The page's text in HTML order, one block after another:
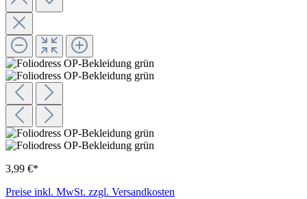
3,99 €*
Preise inkl. MwSt. zzgl. Versandkosten